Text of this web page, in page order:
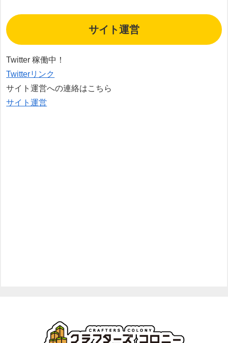
サイト運営
Twitter 稼働中！
Twitterリンク
サイト運営への連絡はこちら
サイト運営